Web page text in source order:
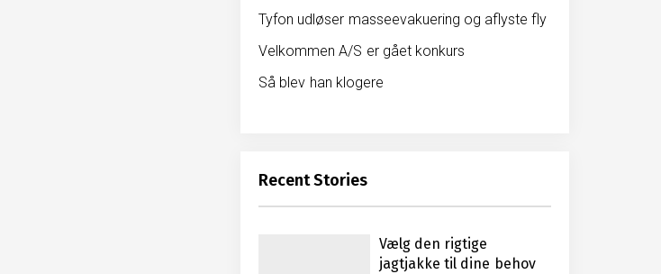
Tyfon udløser masseevakuering og aflyste fly
Velkommen A/S er gået konkurs
Så blev han klogere
Recent Stories
Vælg den rigtige
jagtjakke til dine behov